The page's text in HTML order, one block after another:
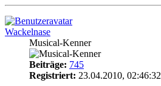
Wackelnase
Musical-Kenner
Beiträge: 745
Registriert: 23.04.2010, 02:46:32